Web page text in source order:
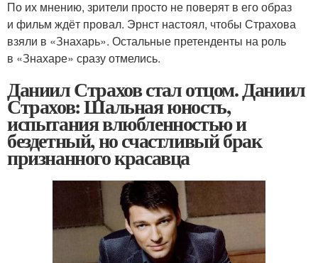
По их мнению, зрители просто не поверят в его образ
и фильм ждёт провал. Эрнст настоял, чтобы Страхова
взяли в «Знахарь». Остальные претенденты на роль
в «Знахаре» сразу отмелись.
Даниил Страхов стал отцом. Даниил
Страхов: Шальная юность,
испытания влюбленностью и
бездетный, но счастливый брак
признанного красавца